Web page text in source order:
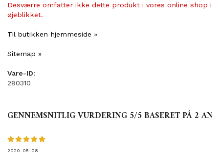
Desværre omfatter ikke dette produkt i vores online shop i
øjeblikket.
Til butikken hjemmeside »
Sitemap »
Vare-ID:
280310
GENNEMSNITLIG VURDERING 5/5 BASERET PÅ2
2020-05-08